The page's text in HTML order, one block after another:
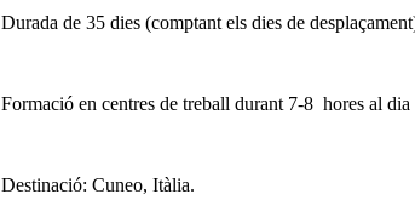
Durada de 35 dies (comptant els dies de
Formació en centres de treball durant 7-8  hores al dia
Destinació: Cuneo, Itàlia.